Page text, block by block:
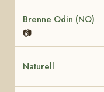
Brenne Odin (NO)
📷
Naturell